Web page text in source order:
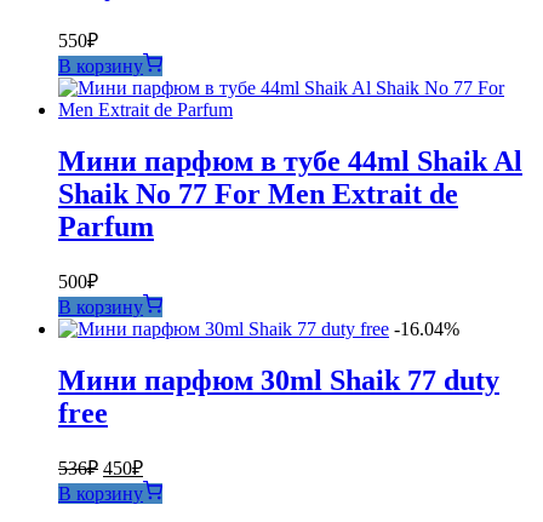
550₽
В корзину
Мини парфюм в тубе 44ml Shaik Al
Shaik No 77 For Men Extrait de
Parfum
500₽
В корзину
-16.04%
Мини парфюм 30ml Shaik 77 duty
free
536₽ Первоначальная
цена
составляла
450₽Текущая
цена:
450₽.
В корзину